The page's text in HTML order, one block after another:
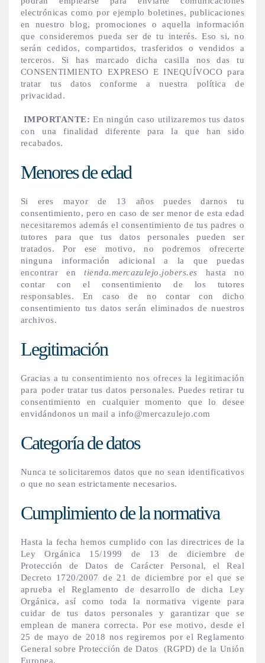
electrónicas como por ejemplo boletines, publicaciones
en nuestro blog, promociones o aquella información
que consideremos pueda ser de tu interés. Eso si, no
serán cedidos, compartidos, trasferidos o vendidos a
terceros. Si has marcado dicha casilla nos das tu
CONSENTIMIENTO EXPRESO E INEQUÍVOCO para
tratar tus datos conforme a nuestra política de
privacidad.
IMPORTANTE: En ningún caso utilizaremos tus datos
con una finalidad diferente para la que han sido
recabados.
Menores de edad
Si eres mayor de 13 años puedes darnos tu
consentimiento, pero en caso de ser menor de esta edad
necesitaremos además el consentimiento de tus padres o
tutores para que tus datos personales pueden ser
tratados. Por ese motivo, no podremos ofrecerte
ninguna información adicional a la que puedas
encontrar entienda.mercazulejo.jobers.es hasta no
contar con el consentimiento de los tutores
responsables. En caso de no contar con dicho
consentimiento tus datos serán eliminados de nuestros
archivos.
Legitimación
Gracias a tu consentimiento nos ofreces la legitimación
para poder tratar tus datos personales. Puedes retirar tu
consentimiento en cualquier momento que lo desee
envidándonos un mail a info@mercazulejo.com
Categoría de datos
Nunca te solicitaremos datos que no sean identificativos
o que no sean estrictamente necesarios.
Cumplimiento de la normativa
Hasta la fecha hemos cumplido con las directrices de la
Ley Orgánica 15/1999 de 13 de diciembre de
Protección de Datos de Carácter Personal, el Real
Decreto 1720/2007 de 21 de diciembre por el que se
aprueba el Reglamento de desarrollo de dicha Ley
Orgánica, así como toda la normativa vigente para
cuidar de tus datos personales y garantizar que se
emplean de manera correcta. Por ese motivo, desde el
25 de mayo de 2018 nos regiremos por el Reglamento
General sobre Protección de Datos (RGPD) de la Unión
Europea.